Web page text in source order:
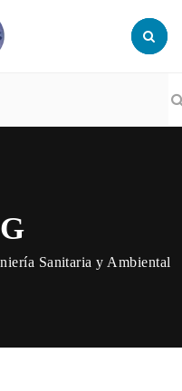
Sanitaria y Ambiental